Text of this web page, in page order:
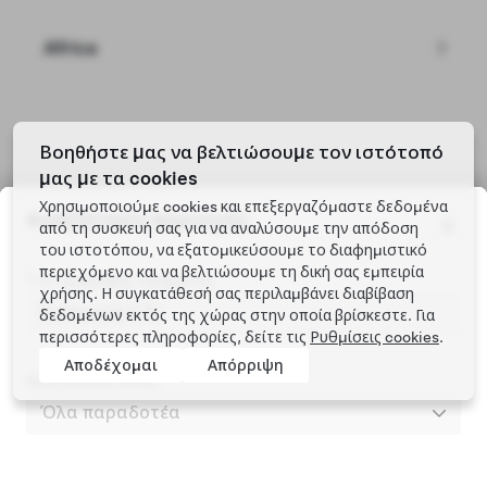
Africa
Tesla © 2026
Προστασία απορρήτου και Νομικές υποχρεώσεις
Αναζήτηση περιοχής
Τ.Κ. εγγραφής οχήματος
Βοηθήστε μας να βελτιώσουμε τον ιστότοπό
μας με τα cookies
Χρησιμοποιούμε cookies και επεξεργαζόμαστε δεδομένα
από τη συσκευή σας για να αναλύσουμε την απόδοση
του ιστοτόπου, να εξατομικεύσουμε το διαφημιστικό
περιεχόμενο και να βελτιώσουμε τη δική σας εμπειρία
χρήσης. Η συγκατάθεσή σας περιλαμβάνει διαβίβαση
δεδομένων εκτός της χώρας στην οποία βρίσκεστε. Για
περισσότερες πληροφορίες, δείτε τις Ρυθμίσεις cookies.
Αποδέχομαι
Απόρριψη